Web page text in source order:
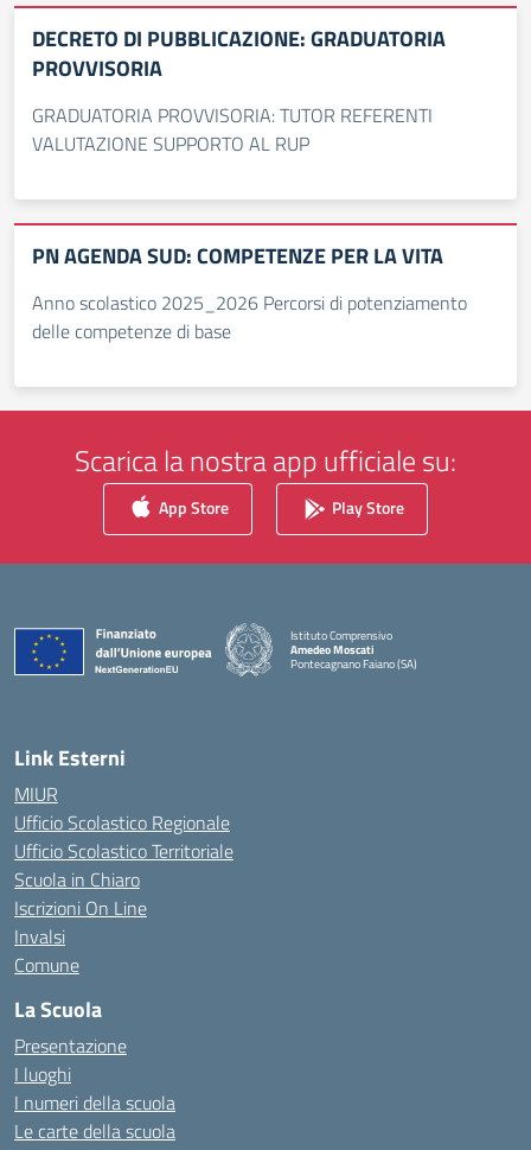
DECRETO DI PUBBLICAZIONE: GRADUATORIA
PROVVISORIA
GRADUATORIA PROVVISORIA: TUTOR REFERENTI
VALUTAZIONE SUPPORTO AL RUP
PN AGENDA SUD: COMPETENZE PER LA VITA
Anno scolastico 2025_2026 Percorsi di potenziamento
delle competenze di base
Scarica la nostra app ufficiale su:
App Store Play Store
Istituto Comprensivo
Amedeo Moscati
Pontecagnano Faiano (SA)
— Visita la pagina iniziale della scuola
Link Esterni
MIUR
Ufficio Scolastico Regionale
Ufficio Scolastico Territoriale
Scuola in Chiaro
Iscrizioni On Line
Invalsi
Comune
La Scuola
Presentazione
I luoghi
I numeri della scuola
Le carte della scuola